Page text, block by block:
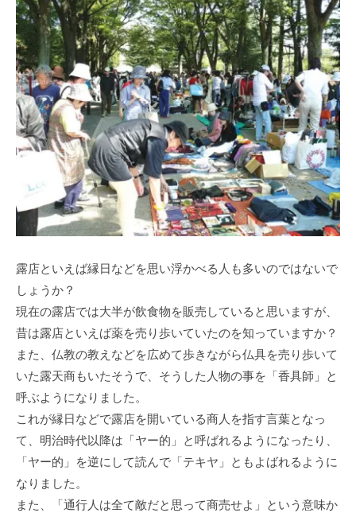
露店といえば縁日などを思い浮かべる人も多いのではないで
しょうか？
現在の露店では大半が飲食物を販売していると思いますが、
昔は露店といえば薬を売り歩いていたのを知っていますか？
また、仏教の教えなどを広めて歩きながら仏具を売り歩いて
いた露天商もいたそうで、そうした人物の事を「香具師」と
呼ぶようになりました。
これが縁日などで露店を開いている商人を指す言葉となっ
て、明治時代以降は「ヤー的」と呼ばれるようになったり、
「ヤー的」を逆にして読んで「テキヤ」ともよばれるように
なりました。
また、「通行人は全て敵だと思って商売せよ」という意味か